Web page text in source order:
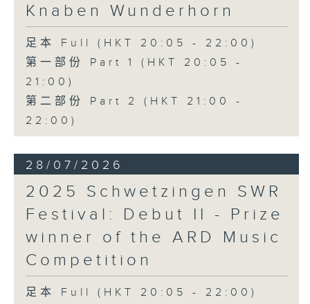
Knaben Wunderhorn
足本 Full (HKT 20:05 - 22:00)
第一部份 Part 1 (HKT 20:05 -
21:00)
第二部份 Part 2 (HKT 21:00 -
22:00)
28/07/2026
2025 Schwetzingen SWR
Festival: Debut II - Prize
winner of the ARD Music
Competition
足本 Full (HKT 20:05 - 22:00)